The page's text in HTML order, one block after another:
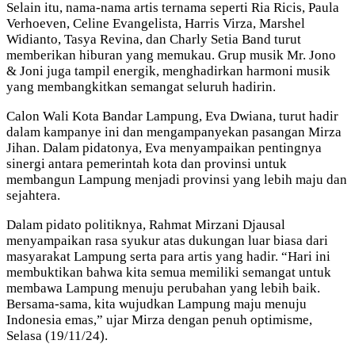
Selain itu, nama-nama artis ternama seperti Ria Ricis, Paula
Verhoeven, Celine Evangelista, Harris Virza, Marshel
Widianto, Tasya Revina, dan Charly Setia Band turut
memberikan hiburan yang memukau. Grup musik Mr. Jono
& Joni juga tampil energik, menghadirkan harmoni musik
yang membangkitkan semangat seluruh hadirin.
Calon Wali Kota Bandar Lampung, Eva Dwiana, turut hadir
dalam kampanye ini dan mengampanyekan pasangan Mirza
Jihan. Dalam pidatonya, Eva menyampaikan pentingnya
sinergi antara pemerintah kota dan provinsi untuk
membangun Lampung menjadi provinsi yang lebih maju dan
sejahtera.
Dalam pidato politiknya, Rahmat Mirzani Djausal
menyampaikan rasa syukur atas dukungan luar biasa dari
masyarakat Lampung serta para artis yang hadir. “Hari ini
membuktikan bahwa kita semua memiliki semangat untuk
membawa Lampung menuju perubahan yang lebih baik.
Bersama-sama, kita wujudkan Lampung maju menuju
Indonesia emas,” ujar Mirza dengan penuh optimisme,
Selasa (19/11/24).